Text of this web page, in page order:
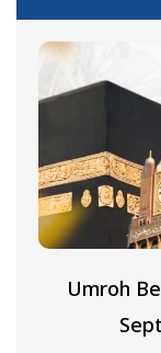
Umroh